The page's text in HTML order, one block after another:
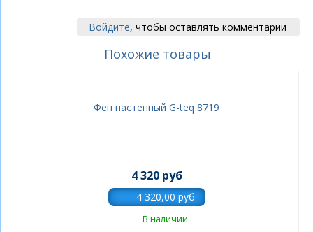
Войдите, чтобы оставлять комментарии
Похожие товары
Фен настенный G-teq 8719
4 320 руб
В наличии